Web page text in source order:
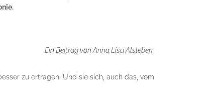
Ein Beitrag von Anna Lisa Alsleben
zu ertragen. Und sie sich, auch das, vom